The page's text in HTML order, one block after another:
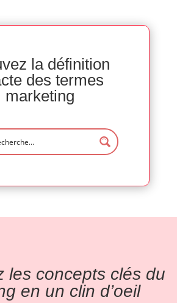
la définition
des termes
marketing
les concepts clés du
en un clin d’oeil